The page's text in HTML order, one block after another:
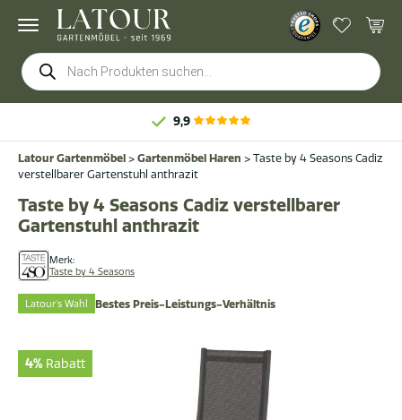
Products
search
9,9
Latour Gartenmöbel > Gartenmöbel Haren > Taste by 4 Seasons Cadiz
verstellbarer Gartenstuhl anthrazit
Merk:
Taste by 4 Seasons
Taste by 4 Seasons Cadiz verstellbarer
Gartenstuhl anthrazit
Latour's Wahl Bestes Preis-Leistungs-Verhältnis
4% Rabatt